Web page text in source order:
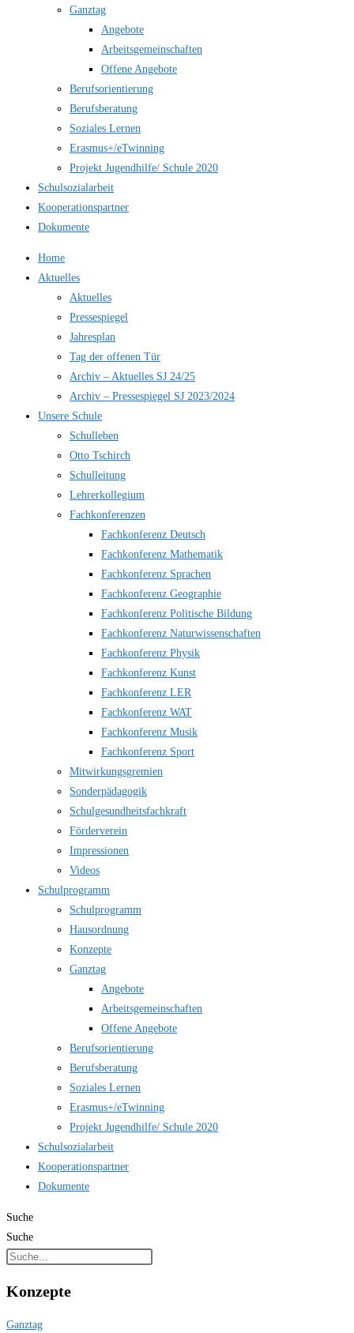
Ganztag
Angebote
Arbeitsgemeinschaften
Offene Angebote
Berufsorientierung
Berufsberatung
Soziales Lernen
Erasmus+/eTwinning
Projekt Jugendhilfe/ Schule 2020
Schulsozialarbeit
Kooperationspartner
Dokumente
Home
Aktuelles
Aktuelles
Pressespiegel
Jahresplan
Tag der offenen Tür
Archiv – Aktuelles SJ 24/25
Archiv – Pressespiegel SJ 2023/2024
Unsere Schule
Schulleben
Otto Tschirch
Schulleitung
Lehrerkollegium
Fachkonferenzen
Fachkonferenz Deutsch
Fachkonferenz Mathematik
Fachkonferenz Sprachen
Fachkonferenz Geographie
Fachkonferenz Politische Bildung
Fachkonferenz Naturwissenschaften
Fachkonferenz Physik
Fachkonferenz Kunst
Fachkonferenz LER
Fachkonferenz WAT
Fachkonferenz Musik
Fachkonferenz Sport
Mitwirkungsgremien
Sonderpädagogik
Schulgesundheitsfachkraft
Förderverein
Impressionen
Videos
Schulprogramm
Schulprogramm
Hausordnung
Konzepte
Ganztag
Angebote
Arbeitsgemeinschaften
Offene Angebote
Berufsorientierung
Berufsberatung
Soziales Lernen
Erasmus+/eTwinning
Projekt Jugendhilfe/ Schule 2020
Schulsozialarbeit
Kooperationspartner
Dokumente
Suche
Suche
Konzepte
Ganztag